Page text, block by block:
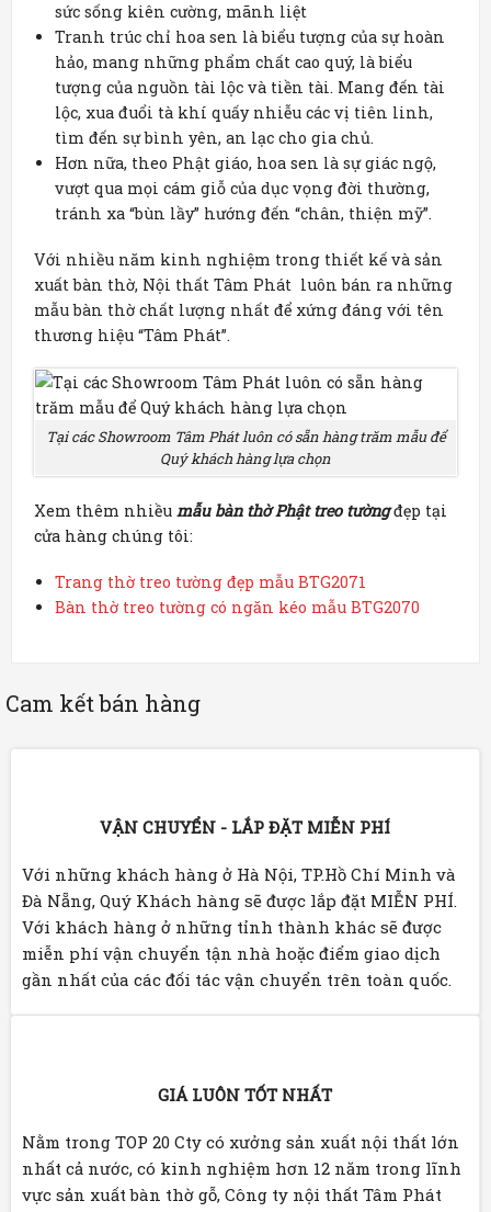
sức sống kiên cường, mãnh liệt
Tranh trúc chỉ hoa sen là biểu tượng của sự hoàn
hảo, mang những phẩm chất cao quý, là biểu
tượng của nguồn tài lộc và tiền tài. Mang đến tài
lộc, xua đuổi tà khí quấy nhiễu các vị tiên linh,
tìm đến sự bình yên, an lạc cho gia chủ.
Hơn nữa, theo Phật giáo, hoa sen là sự giác ngộ,
vượt qua mọi cám giỗ của dục vọng đời thường,
tránh xa “bùn lầy” hướng đến “chân, thiện mỹ”.
Với nhiều năm kinh nghiệm trong thiết kế và sản
xuất bàn thờ, Nội thất Tâm Phát luôn bán ra những
mẫu bàn thờ chất lượng nhất để xứng đáng với tên
thương hiệu “Tâm Phát”.
Tại các Showroom Tâm Phát luôn có sẵn hàng trăm mẫu để
Quý khách hàng lựa chọn
Xem thêm nhiều mẫu bàn thờ Phật treo tườngđẹp tại
cửa hàng chúng tôi:
Trang thờ treo tường đẹp mẫu BTG2071
Bàn thờ treo tường có ngăn kéo mẫu BTG2070
Cam kết bán hàng
VẬN CHUYỂN - LẮP ĐẶT MIỄN PHÍ
Với những khách hàng ở Hà Nội, TP.Hồ Chí Minh và
Đà Nẵng, Quý Khách hàng sẽ được lắp đặt MIỄN PHÍ.
Với khách hàng ở những tỉnh thành khác sẽ được
miễn phí vận chuyển tận nhà hoặc điểm giao dịch
gần nhất của các đối tác vận chuyển trên toàn quốc.
GIÁ LUÔN TỐT NHẤT
Nằm trong TOP 20 Cty có xưởng sản xuất nội thất lớn
nhất cả nước, có kinh nghiệm hơn 12 năm trong lĩnh
vực sản xuất bàn thờ gỗ, Công ty nội thất Tâm Phát